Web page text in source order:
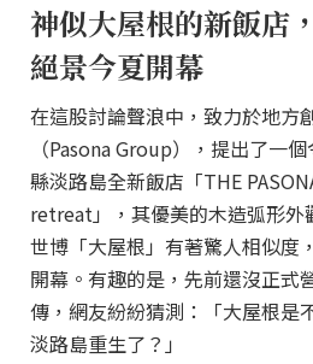
神似大屋根的新飯店
絕景今夏開幕
在這股討論聲浪中，致力於地方
（Pasona Group），提出了一
縣淡路島全新飯店「THE
retreat」，其優美的木造弧形外
世博「大屋根」有著驚人相似度
開幕。有趣的是，先前還沒正式
傳，網友紛紛猜測：「大屋根是
淡路島重生了？」